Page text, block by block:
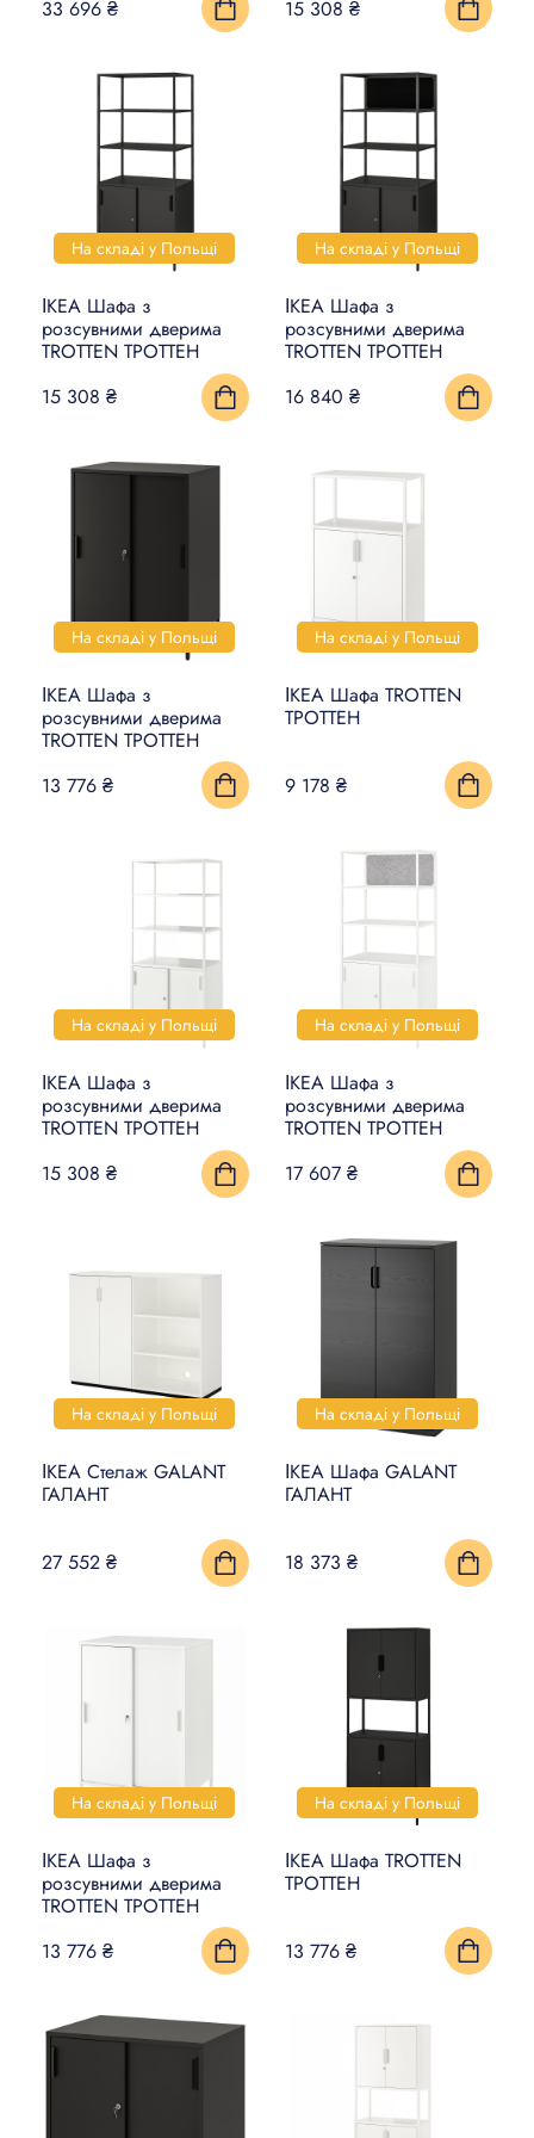
ПІДЛОГИ
ТОВАРИ ДЛЯ ТВАРИН
33 696 ₴
15 308 ₴
На складі у Польщі
ІКЕА Шафа з
розсувними дверима
TROTTEN ТРОТТЕН
15 308 ₴
На складі у Польщі
ІКЕА Шафа з
розсувними дверима
TROTTEN ТРОТТЕН
16 840 ₴
На складі у Польщі
ІКЕА Шафа з
розсувними дверима
TROTTEN ТРОТТЕН
13 776 ₴
На складі у Польщі
ІКЕА Шафа TROTTEN
ТРОТТЕН
9 178 ₴
На складі у Польщі
ІКЕА Шафа з
розсувними дверима
TROTTEN ТРОТТЕН
15 308 ₴
На складі у Польщі
ІКЕА Шафа з
розсувними дверима
TROTTEN ТРОТТЕН
17 607 ₴
На складі у Польщі
ІКЕА Стелаж GALANT
ГАЛАНТ
27 552 ₴
На складі у Польщі
ІКЕА Шафа GALANT
ГАЛАНТ
18 373 ₴
На складі у Польщі
ІКЕА Шафа з
розсувними дверима
TROTTEN ТРОТТЕН
13 776 ₴
На складі у Польщі
ІКЕА Шафа TROTTEN
ТРОТТЕН
13 776 ₴